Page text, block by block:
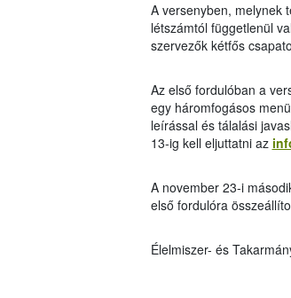
A versenyben, melynek
létszámtól függetlenül
szervezők kétfős
Az első fordulóban a
egy háromfogásos
leírással és tálalási
13-ig kell eljuttatni az
A november 23-i
első fordulóra
Élelmiszer- és